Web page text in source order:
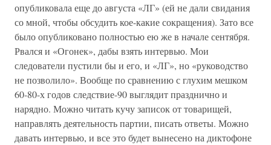
опубликовала еще до августа «ЛГ» (ей не дали свидания
со мной, чтобы обсудить кое-какие сокращения). Зато все
было опубликовано полностью ею же в начале сентября.
Рвался и «Огонек», дабы взять интервью. Мои
следователи пустили бы и его, и «ЛГ», но «руководство
не позволило». Вообще по сравнению с глухим мешком
60-80-х годов следствие-90 выглядит празднично и
нарядно. Можно читать кучу записок от товарищей,
направлять деятельность партии, писать ответы. Можно
давать интервью, и все это будет вынесено на диктофоне